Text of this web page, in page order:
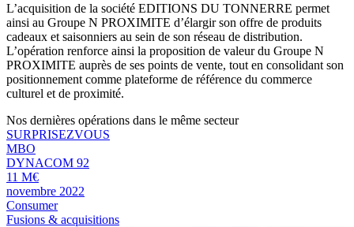
L’acquisition de la société EDITIONS DU TONNERRE permet
ainsi au Groupe N PROXIMITE d’élargir son offre de produits
cadeaux et saisonniers au sein de son réseau de distribution.
L’opération renforce ainsi la proposition de valeur du Groupe N
PROXIMITE auprès de ses points de vente, tout en consolidant son
positionnement comme plateforme de référence du commerce
culturel et de proximité.
Nos dernières opérations dans le même secteur
SURPRISEZVOUS
MBO
DYNACOM 92
11 M€
novembre 2022
Consumer
Fusions & acquisitions